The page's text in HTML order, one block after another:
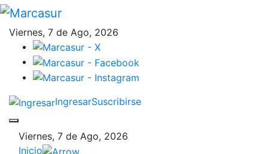
Viernes, 7 de Ago, 2026
IngresarSuscribirse
Viernes, 7 de Ago, 2026
Inicio